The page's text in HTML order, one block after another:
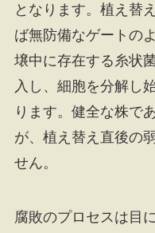
となります。植え替
ば無防備なゲートの
壌中に存在する糸状
入し、細胞を分解し
ります。健全な株で
が、植え替え直後の
せん。
腐敗のプロセスは目